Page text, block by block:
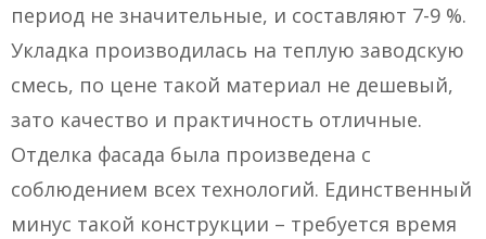
период не значительные, и составляют 7-9 %.
Укладка производилась на теплую заводскую
смесь, по цене такой материал не дешевый,
зато качество и практичность отличные.
Отделка фасада была произведена с
соблюдением всех технологий. Единственный
минус такой конструкции – требуется время